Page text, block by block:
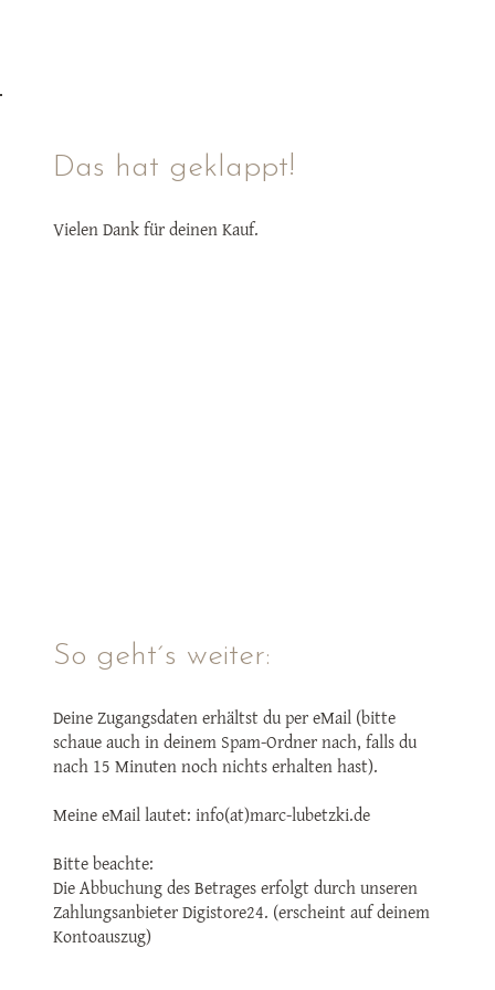
Vielen Dank für deinen Kauf.
Das hat geklappt!
Deine Zugangsdaten erhältst du per eMail (bitte
schaue auch in deinem Spam-Ordner nach, falls du
nach 15 Minuten noch nichts erhalten hast).
Meine eMail lautet: info(at)marc-lubetzki.de
Bitte beachte:
Die Abbuchung des Betrages erfolgt durch unseren
Zahlungsanbieter Digistore24. (erscheint auf deinem
Kontoauszug)
So geht´s weiter: